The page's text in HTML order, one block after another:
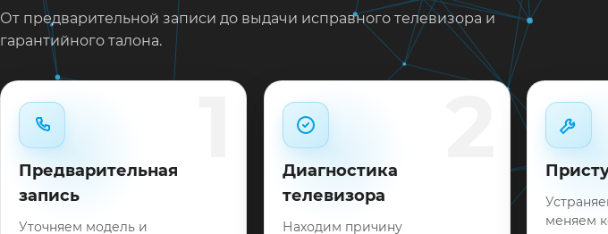
От предварительной записи до выдачи исправного телевизора и
гарантийного талона.
Предварительная
запись
Уточняем модель и
Диагностика
телевизора
Находим причину
меняем